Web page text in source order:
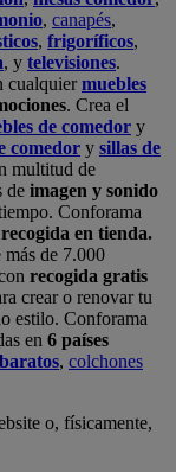
, canapés,
, frigoríficos,
, y televisiones.
cualquiermuebles
. Crea el
de comedor y
comedor y sillas de
multitud de
de imagen y sonido
Conforama
en tienda.
más de 7.000
recogida gratis
crear o renovar tu
estilo. Conforama
en 6 países
, colchones
o, físicamente,